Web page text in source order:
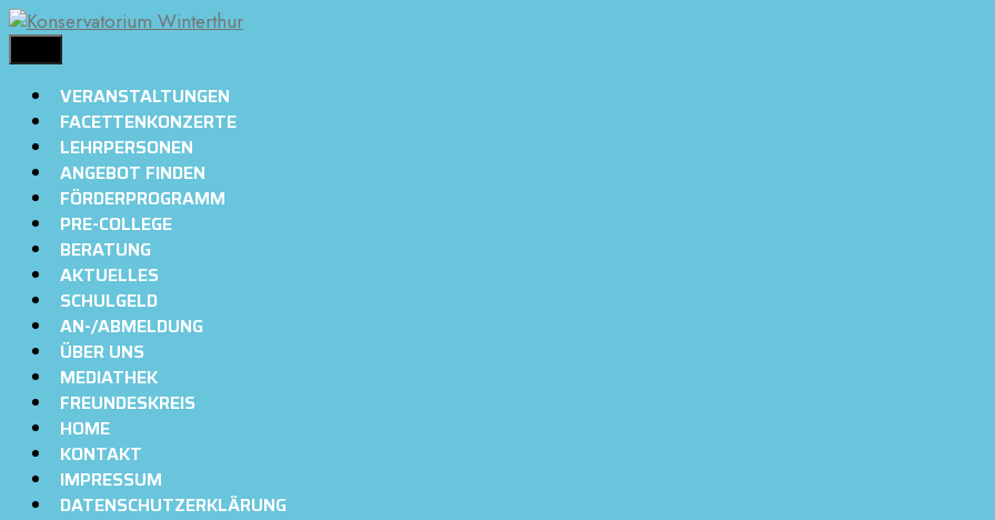
Springe
zum
Inhalt
VERANSTALTUNGEN
FACETTENKONZERTE
LEHRPERSONEN
ANGEBOT FINDEN
FÖRDERPROGRAMM
PRE-COLLEGE
BERATUNG
AKTUELLES
SCHULGELD
AN-/ABMELDUNG
ÜBER UNS
MEDIATHEK
FREUNDESKREIS
HOME
KONTAKT
IMPRESSUM
DATENSCHUTZERKLÄRUNG